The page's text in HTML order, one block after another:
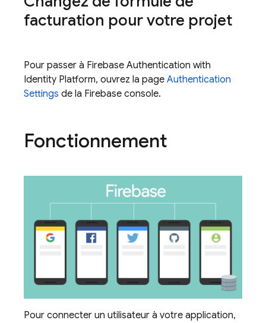
facturation pour votre projet
Pour passer à Firebase Authentication with
Identity Platform, ouvrez la page Authentication
Settings de la Firebase console.
Fonctionnement
Pour connecter un utilisateur à votre application,